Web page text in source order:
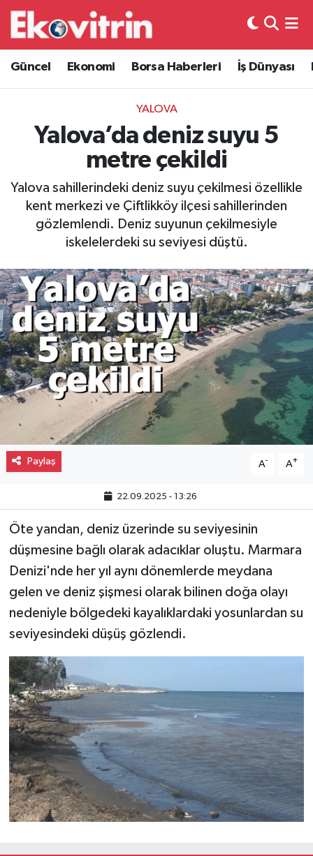
Güncel Ekonomi Borsa Haberleri İş Dünyası
YALOVA
Yalova’da deniz suyu 5
metre çekildi
Yalova sahillerindeki deniz suyu çekilmesi özellikle
kent merkezi ve Çiftlikköy ilçesi sahillerinden
gözlemlendi. Deniz suyunun çekilmesiyle
iskelelerdeki su seviyesi düştü.
Paylaş A- A+
22.09.2025 - 13:26
Öte yandan, deniz üzerinde su seviyesinin
düşmesine bağlı olarak adacıklar oluştu. Marmara
Denizi'nde her yıl aynı dönemlerde meydana
gelen ve deniz şişmesi olarak bilinen doğa olayı
nedeniyle bölgedeki kayalıklardaki yosunlardan su
seviyesindeki düşüş gözlendi.
Güncel
Ekonomi
Borsa Haberleri
İş Dünyası
Lojistik
Otovitrin
Asayiş
Magazin
Gayrimenkul
Spor
Eğitim
Hava Durumu
Trafik Durumu
Süper Lig Puan Durumu ve Fikstür
Tüm Manşetler
Son Dakika Haberleri
Haber Arşivi